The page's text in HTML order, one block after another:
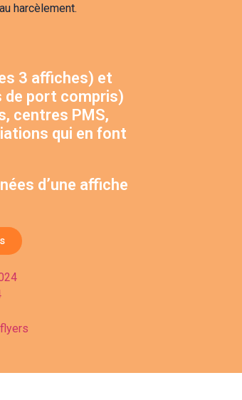
harcèlement.
3 affiches) et
port compris)
centres PMS,
qui en font
d’une affiche